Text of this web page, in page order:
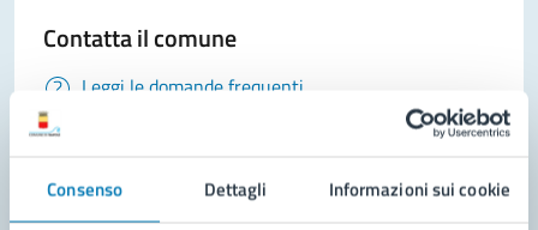
Consenso Dettagli Informazioni sui cookie
Contatta il comune
Leggi le domande frequenti
Prenota appuntamento